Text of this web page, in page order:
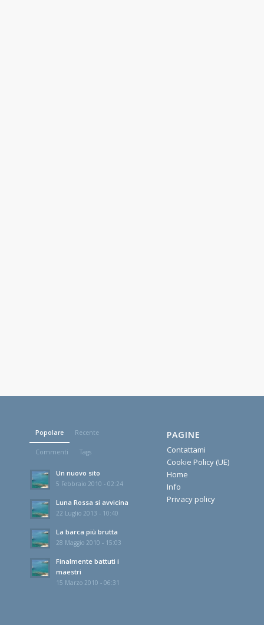
Popolare Recente
Commenti Tags
Un nuovo sito
5 Febbraio 2010 - 02:24
Luna Rossa si avvicina
22 Luglio 2013 - 10:40
La barca più brutta
28 Maggio 2010 - 15:03
Finalmente battuti i
maestri
15 Marzo 2010 - 06:31
PAGINE
Contattami
Cookie Policy (UE)
Home
Info
Privacy policy